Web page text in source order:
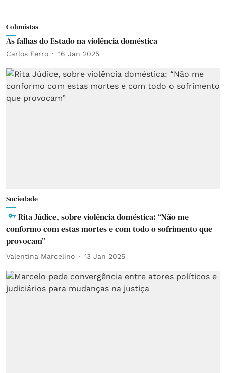
Colunistas
As falhas do Estado na violência doméstica
Carlos Ferro 16 Jan 2025
Sociedade
Rita Júdice, sobre violência doméstica: “Não me
conformo com estas mortes e com todo o sofrimento que
provocam”
Valentina Marcelino 13 Jan 2025